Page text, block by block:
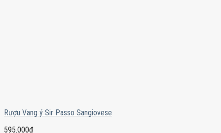
Rượu Vang ý Sir Passo Sangiovese
595.000₫